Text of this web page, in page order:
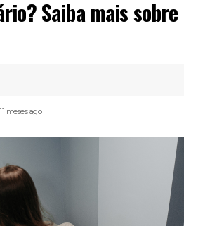
Saiba mais sobre
11 meses ago